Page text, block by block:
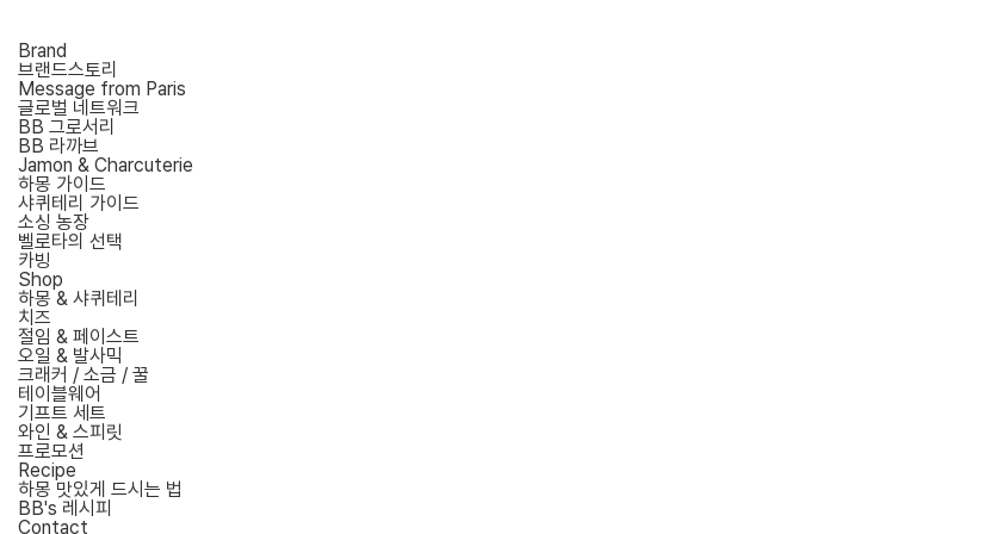
Brand
브랜드스토리
Message from Paris
글로벌 네트워크
BB 그로서리
BB 라까브
Jamon & Charcuterie
하몽 가이드
샤퀴테리 가이드
소싱 농장
벨로타의 선택
카빙
Shop
하몽 & 샤퀴테리
치즈
절임 & 페이스트
오일 & 발사믹
크래커 / 소금 / 꿀
테이블웨어
기프트 세트
와인 & 스피릿
프로모션
Recipe
하몽 맛있게 드시는 법
BB's 레시피
Contact